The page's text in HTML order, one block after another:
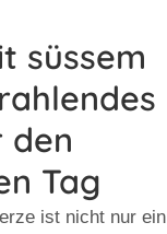
süssem
den
Tag
ist nicht nur ein